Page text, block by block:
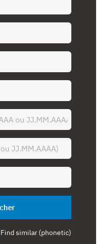
Find similar (phonetic)